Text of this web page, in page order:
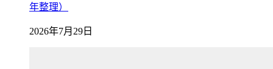
年整理）
2026年7月29日